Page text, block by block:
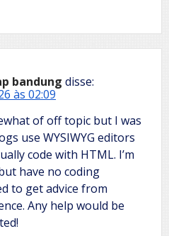
bandung disse:
às 02:09
of off topic but I was
use WYSIWYG editors
code with HTML. I’m
have no coding
to get advice from
Any help would be